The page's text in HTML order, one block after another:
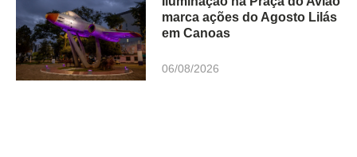
marca ações do Agosto Lilás
em Canoas
06/08/2026